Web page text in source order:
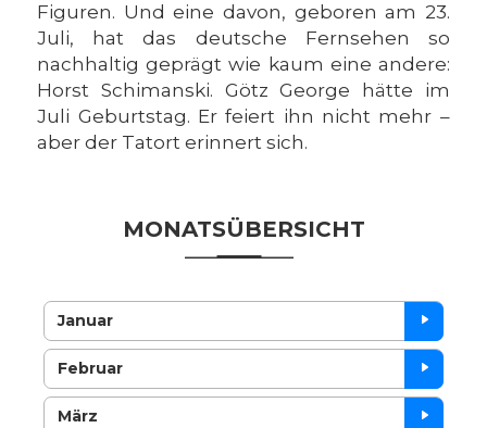
Figuren. Und eine davon, geboren am 23.
Juli, hat das deutsche Fernsehen so
nachhaltig geprägt wie kaum eine andere:
Horst Schimanski. Götz George hätte im
Juli Geburtstag. Er feiert ihn nicht mehr –
aber der Tatort erinnert sich.
MONATSÜBERSICHT
Januar
Februar
März